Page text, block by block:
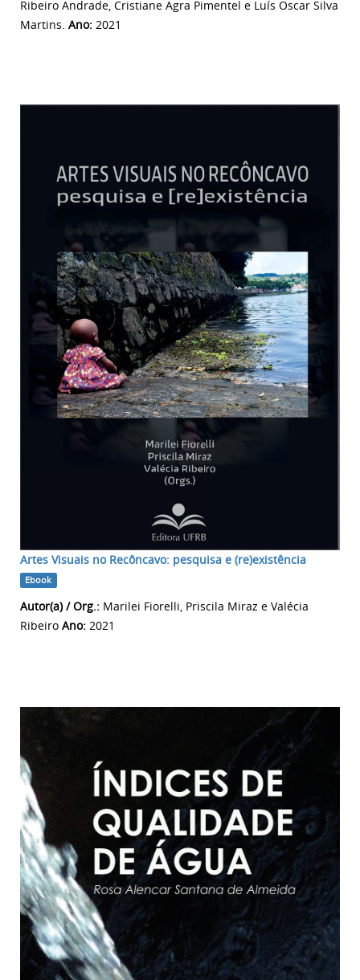
Ribeiro Andrade, Cristiane Agra Pimentel e Luís Oscar Silva
Martins. Ano: 2021
Artes Visuais no Recôncavo: pesquisa e (re)existência
Ebook
Autor(a) / Org.: Marilei Fiorelli, Priscila Miraz e Valécia
Ribeiro Ano: 2021